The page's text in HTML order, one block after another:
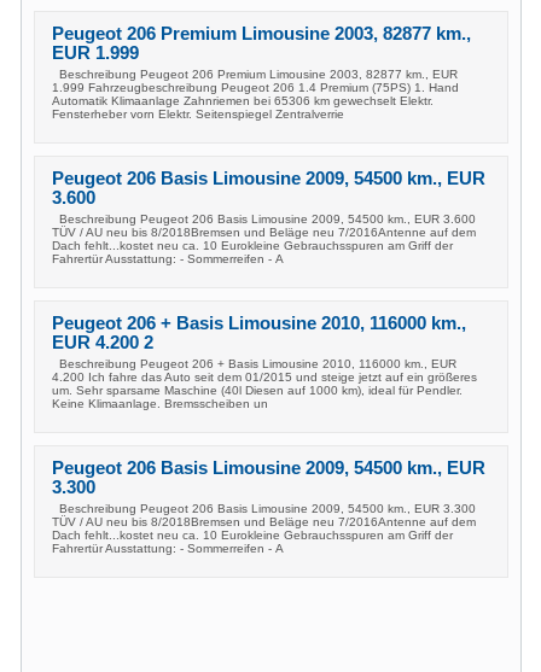
Peugeot 206 Premium Limousine 2003, 82877 km.,
EUR 1.999
Beschreibung Peugeot 206 Premium Limousine 2003, 82877 km., EUR
1.999 Fahrzeugbeschreibung Peugeot 206 1.4 Premium (75PS) 1. Hand
Automatik Klimaanlage Zahnriemen bei 65306 km gewechselt Elektr.
Fensterheber vorn Elektr. Seitenspiegel Zentralverrie
Peugeot 206 Basis Limousine 2009, 54500 km., EUR
3.600
Beschreibung Peugeot 206 Basis Limousine 2009, 54500 km., EUR 3.600
TÜV / AU neu bis 8/2018Bremsen und Beläge neu 7/2016Antenne auf dem
Dach fehlt...kostet neu ca. 10 Eurokleine Gebrauchsspuren am Griff der
Fahrertür Ausstattung: - Sommerreifen - A
Peugeot 206 + Basis Limousine 2010, 116000 km.,
EUR 4.200 2
Beschreibung Peugeot 206 + Basis Limousine 2010, 116000 km., EUR
4.200 Ich fahre das Auto seit dem 01/2015 und steige jetzt auf ein größeres
um. Sehr sparsame Maschine (40l Diesen auf 1000 km), ideal für Pendler.
Keine Klimaanlage. Bremsscheiben un
Peugeot 206 Basis Limousine 2009, 54500 km., EUR
3.300
Beschreibung Peugeot 206 Basis Limousine 2009, 54500 km., EUR 3.300
TÜV / AU neu bis 8/2018Bremsen und Beläge neu 7/2016Antenne auf dem
Dach fehlt...kostet neu ca. 10 Eurokleine Gebrauchsspuren am Griff der
Fahrertür Ausstattung: - Sommerreifen - A